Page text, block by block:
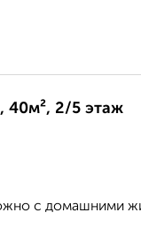
40м², 2/5 этаж
с домашними